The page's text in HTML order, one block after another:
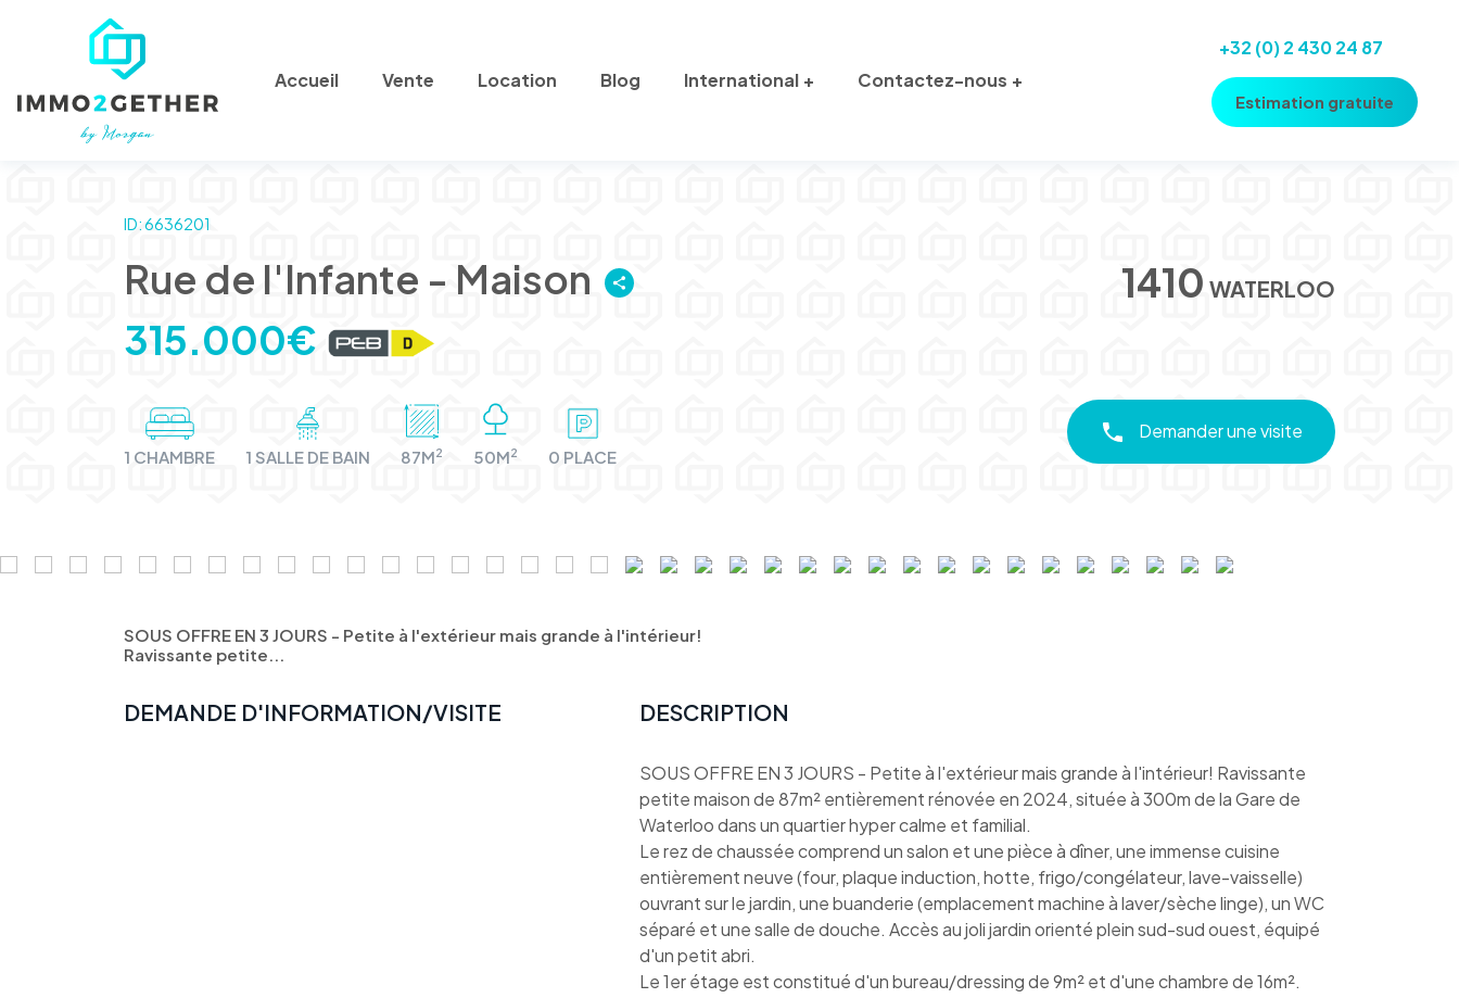
Accueil Vente Location Blog International Contactez-nous
+32 (0) 2 430 24 87
Estimation gratuite
ID: 6636201
Rue de l'Infante - Maison 1410 WATERLOO
315.000€
1 CHAMBRE 1 SALLE DE BAIN 87M2 50M2 0 PLACE
Demander une visite
SOUS OFFRE EN 3 JOURS - Petite à l'extérieur mais grande à l'intérieur!
Ravissante petite...
DEMANDE D'INFORMATION/VISITE DESCRIPTION
SOUS OFFRE EN 3 JOURS - Petite à l'extérieur mais grande à l'intérieur! Ravissante
petite maison de 87m² entièrement rénovée en 2024, située à 300m de la Gare de
Waterloo dans un quartier hyper calme et familial.
Le rez de chaussée comprend un salon et une pièce à dîner, une immense cuisine
entièrement neuve (four, plaque induction, hotte, frigo/congélateur, lave-vaisselle)
ouvrant sur le jardin, une buanderie (emplacement machine à laver/sèche linge), un WC
séparé et une salle de douche. Accès au joli jardin orienté plein sud-sud ouest, équipé
d'un petit abri.
Le 1er étage est constitué d'un bureau/dressing de 9m² et d'une chambre de 16m².